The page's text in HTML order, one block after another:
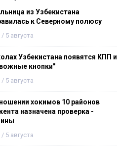
из Узбекистана
к Северному полюсу
/ 5 августа
Узбекистана появятся КПП и
кнопки"
/ 5 августа
хокимов 10 районов
назначена проверка -
/ 5 августа